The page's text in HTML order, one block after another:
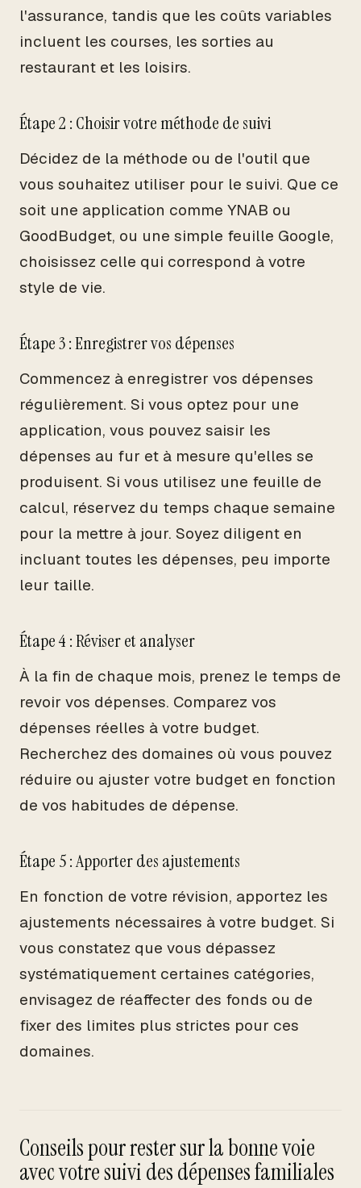
l'assurance, tandis que les coûts variables
incluent les courses, les sorties au
restaurant et les loisirs.
Étape 2 : Choisir votre méthode de suivi
Décidez de la méthode ou de l'outil que
vous souhaitez utiliser pour le suivi. Que ce
soit une application comme YNAB ou
GoodBudget, ou une simple feuille Google,
choisissez celle qui correspond à votre
style de vie.
Étape 3 : Enregistrer vos dépenses
Commencez à enregistrer vos dépenses
régulièrement. Si vous optez pour une
application, vous pouvez saisir les
dépenses au fur et à mesure qu'elles se
produisent. Si vous utilisez une feuille de
calcul, réservez du temps chaque semaine
pour la mettre à jour. Soyez diligent en
incluant toutes les dépenses, peu importe
leur taille.
Étape 4 : Réviser et analyser
À la fin de chaque mois, prenez le temps de
revoir vos dépenses. Comparez vos
dépenses réelles à votre budget.
Recherchez des domaines où vous pouvez
réduire ou ajuster votre budget en fonction
de vos habitudes de dépense.
Étape 5 : Apporter des ajustements
En fonction de votre révision, apportez les
ajustements nécessaires à votre budget. Si
vous constatez que vous dépassez
systématiquement certaines catégories,
envisagez de réaffecter des fonds ou de
fixer des limites plus strictes pour ces
domaines.
Conseils pour rester sur la bonne voie
avec votre suivi des dépenses familiales